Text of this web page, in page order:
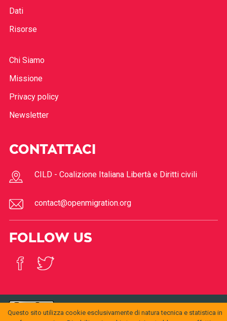
Dati
Risorse
Chi Siamo
Missione
Privacy policy
Newsletter
CONTATTACI
CILD - Coalizione Italiana Libertà e Diritti civili
contact@openmigration.org
FOLLOW US
Questo sito utilizza cookie esclusivamente di natura tecnica e statistica in